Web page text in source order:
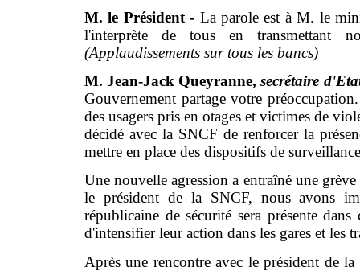
M. le Président - La parole est à M. le
l'interprète de tous en transmettant
(Applaudissements sur tous les bancs)
M. Jean-Jack Queyranne, secrétaire
Gouvernement partage votre
des usagers pris en otages et victimes de
décidé avec la SNCF de renforcer la
mettre en place des dispositifs de
Une nouvelle agression a entraîné une
le président de la SNCF, nous avons
républicaine de sécurité sera présente
d'intensifier leur action dans les gares et les
Après une rencontre avec le président de